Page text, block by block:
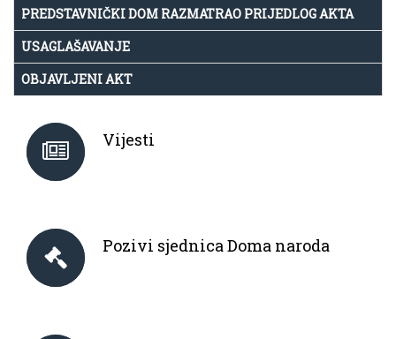
PREDSTAVNIČKI DOM RAZMATRAO PRIJEDLOG AKTA
USAGLAŠAVANJE
OBJAVLJENI AKT
Vijesti
Pozivi sjednica Doma naroda